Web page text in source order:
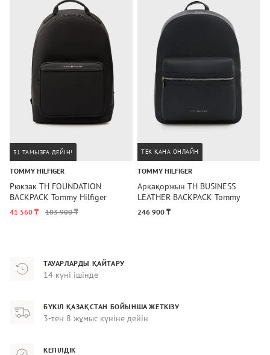
31 ТАМЫЗҒА ДЕЙІН!
TOMMY HILFIGER
Рюкзак TH FOUNDATION
BACKPACK Tommy Hilfiger
41 560 ₸ 103 900 ₸
ТЕК ҚАНА ОНЛАЙН
TOMMY HILFIGER
Арқақоржын TH BUSINESS
LEATHER BACKPACK Tommy
Hilfiger
246 900 ₸
ТАУАРЛАРДЫ ҚАЙТАРУ
14 күні ішінде
БҮКІЛ ҚАЗАҚСТАН БОЙЫНША ЖЕТКІЗУ
3-тен 8 жұмыс күніне дейін
КЕПІЛДІК